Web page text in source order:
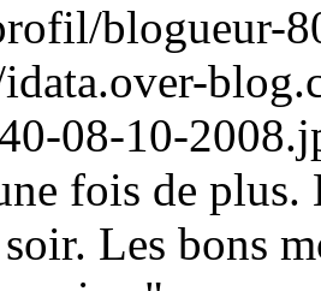
blogueur-
08-10-
fois de
Les bons